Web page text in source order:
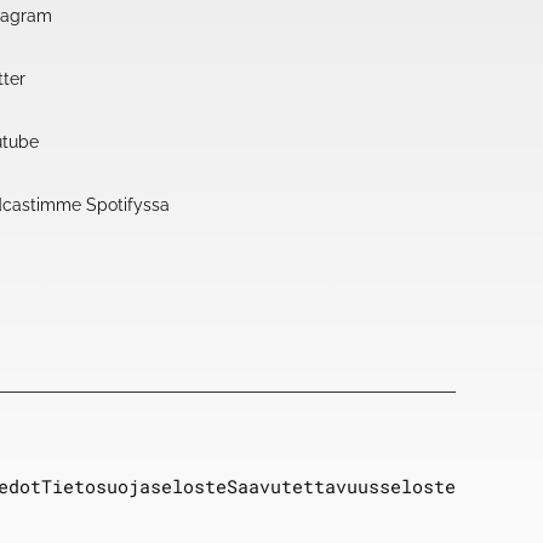
Spotifyssa
TietosuojaselosteSaavutettavuusseloste